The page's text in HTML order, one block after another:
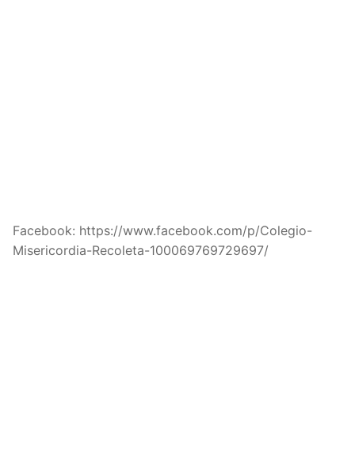
Facebook: https://www.facebook.com/p/Colegio-
Misericordia-Recoleta-100069769729697/